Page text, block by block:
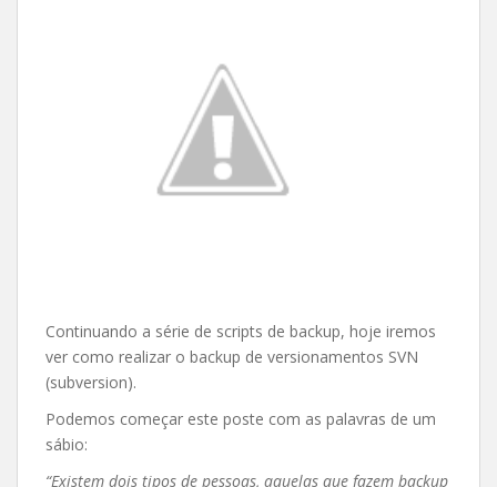
Continuando a série de scripts de backup, hoje iremos
ver como realizar o backup de versionamentos SVN
(subversion).
Podemos começar este poste com as palavras de um
sábio:
“Existem dois tipos de pessoas, aquelas que fazem backup